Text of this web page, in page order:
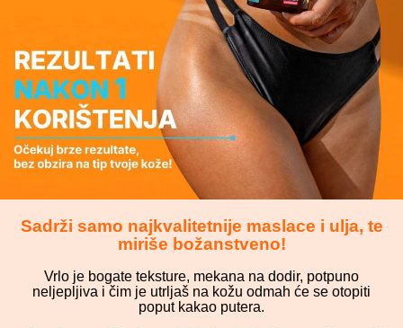
Sadrži samo najkvalitetnije maslace i ulja, te
miriše božanstveno!
Vrlo je bogate teksture, mekana na dodir, potpuno
neljepljiva i čim je utrljaš na kožu odmah će se otopiti
poput kakao putera.